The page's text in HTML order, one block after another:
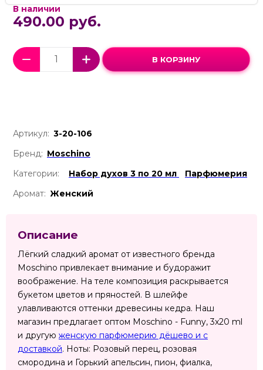
В наличии
490.00 руб.
В КОРЗИНУ
Артикул: 3-20-106
Бренд: Moschino
Категории:
Набор духов 3 по 20 мл
Парфюмерия
Аромат: Женский
Описание
Лёгкий сладкий аромат от известного бренда
Moschino привлекает внимание и будоражит
воображение. На теле композиция раскрывается
букетом цветов и пряностей. В шлейфе
улавливаются оттенки древесины кедра. Наш
магазин предлагает оптом Moschino - Funny, 3x20 ml
и другую женскую парфюмерию дёшево и с
доставкой. Ноты: Розовый перец, розовая
смородина и Горький апельсин, пион, фиалка,